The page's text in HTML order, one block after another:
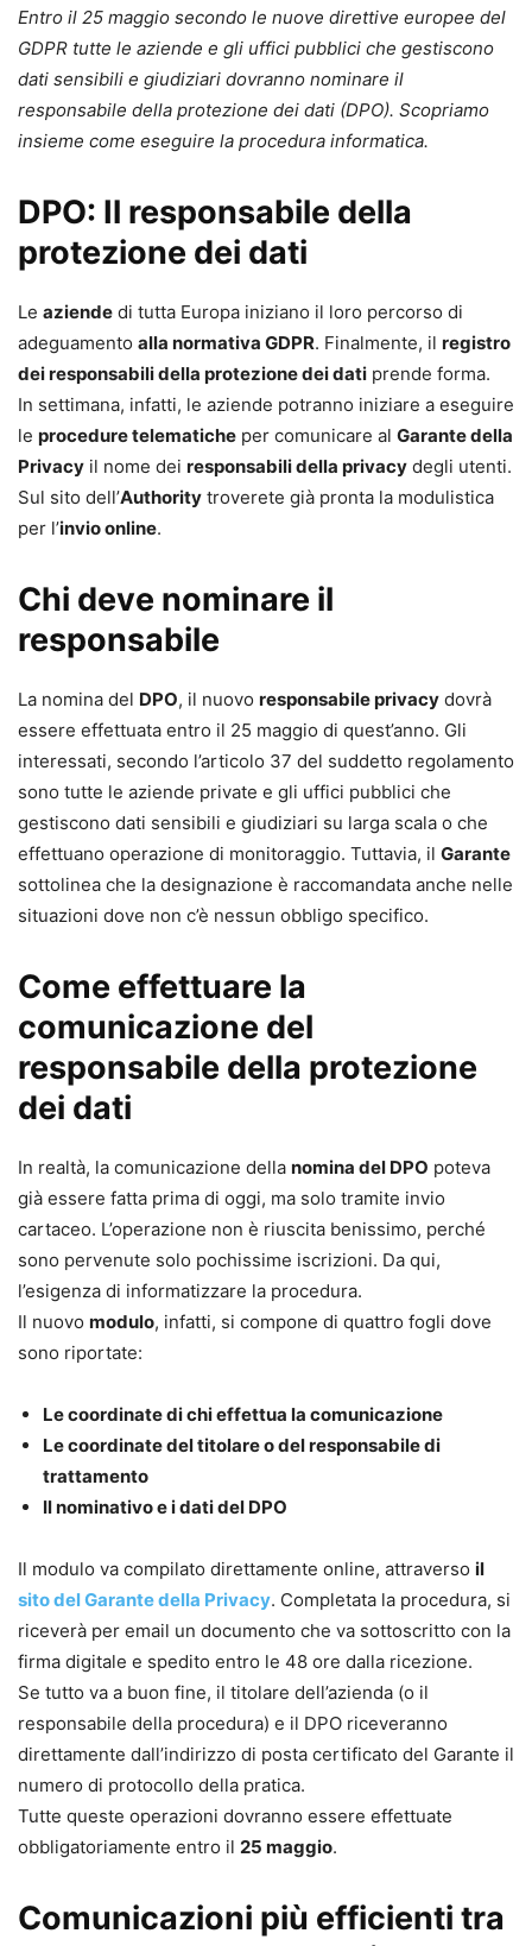
Entro il 25 maggio secondo le nuove direttive europee del
GDPR tutte le aziende e gli uffici pubblici che gestiscono
dati sensibili e giudiziari dovranno nominare il
responsabile della protezione dei dati (DPO). Scopriamo
insieme come eseguire la procedura informatica.
DPO: Il responsabile della
protezione dei dati
Le aziende di tutta Europa iniziano il loro percorso di
adeguamento alla normativa GDPR. Finalmente, il registro
dei responsabili della protezione dei dati prende forma.
In settimana, infatti, le aziende potranno iniziare a eseguire
le procedure telematiche per comunicare al Garante della
Privacy il nome dei responsabili della privacy degli utenti.
Sul sito dell’Authority troverete già pronta la modulistica
per l’invio online.
Chi deve nominare il
responsabile
La nomina del DPO, il nuovo responsabile privacy dovrà
essere effettuata entro il 25 maggio di quest’anno. Gli
interessati, secondo l’articolo 37 del suddetto regolamento
sono tutte le aziende private e gli uffici pubblici che
gestiscono dati sensibili e giudiziari su larga scala o che
effettuano operazione di monitoraggio. Tuttavia, il Garante
sottolinea che la designazione è raccomandata anche nelle
situazioni dove non c’è nessun obbligo specifico.
Come effettuare la
comunicazione del
responsabile della protezione
dei dati
In realtà, la comunicazione della nomina del DPO poteva
già essere fatta prima di oggi, ma solo tramite invio
cartaceo. L’operazione non è riuscita benissimo, perché
sono pervenute solo pochissime iscrizioni. Da qui,
l’esigenza di informatizzare la procedura.
Il nuovo modulo, infatti, si compone di quattro fogli dove
sono riportate:
Le coordinate di chi effettua la comunicazione
Le coordinate del titolare o del responsabile di
trattamento
Il nominativo e i dati del DPO
Il modulo va compilato direttamente online, attraverso il
sito del Garante della Privacy. Completata la procedura, si
riceverà per email un documento che va sottoscritto con la
firma digitale e spedito entro le 48 ore dalla ricezione.
Se tutto va a buon fine, il titolare dell’azienda (o il
responsabile della procedura) e il DPO riceveranno
direttamente dall’indirizzo di posta certificato del Garante il
numero di protocollo della pratica.
Tutte queste operazioni dovranno essere effettuate
obbligatoriamente entro il 25 maggio.
Comunicazioni più efficienti tra